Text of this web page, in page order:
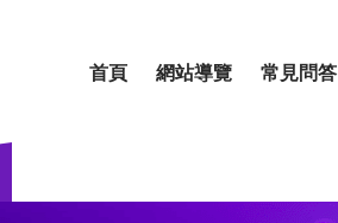
首頁 網站導覽 常見問答